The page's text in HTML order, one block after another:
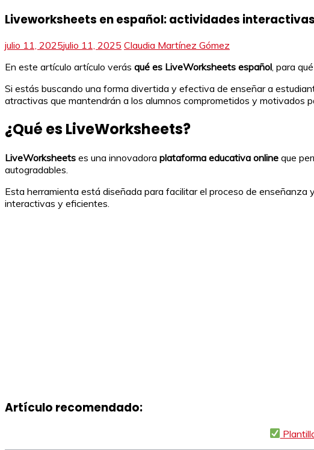
Liveworksheets en español: actividades
julio 11, 2025julio 11, 2025 Claudia Martínez Gómez
En este artículo artículo verás qué es LiveWorksheets español, para
Si estás buscando una forma divertida y efectiva de enseñar a
atractivas que mantendrán a los alumnos comprometidos y motivados
¿Qué es LiveWorksheets?
LiveWorksheets es una innovadora plataforma educativa online que
autogradables.
Esta herramienta está diseñada para facilitar el proceso de
interactivas y eficientes.
Artículo recomendado: